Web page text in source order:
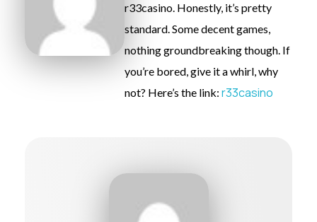
r33casino. Honestly, it’s pretty
standard. Some decent games,
nothing groundbreaking though. If
you’re bored, give it a whirl, why
not? Here’s the link: r33casino